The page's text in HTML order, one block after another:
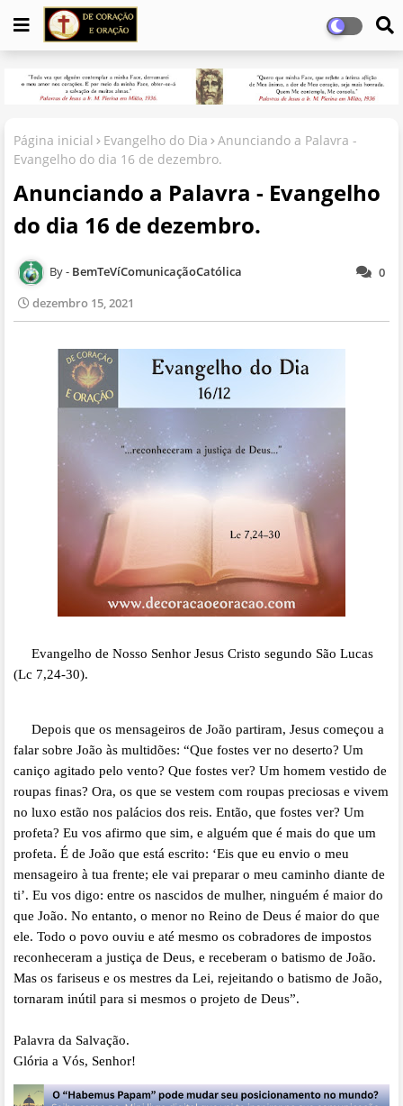
Página inicial Evangelho do Dia
Anunciando a Palavra -
Evangelho do dia 16 de dezembro.
Anunciando a Palavra - Evangelho
do dia 16 de dezembro.
0
BemTeVíComunicaçãoCatólica
dezembro 15, 2021
Evangelho de Nosso Senhor Jesus Cristo segundo São Lucas
(Lc 7,24-30).
Depois que os mensageiros de João partiram, Jesus começou a
falar sobre João às multidões: “Que fostes ver no deserto? Um
caniço agitado pelo vento? Que fostes ver? Um homem vestido de
roupas finas? Ora, os que se vestem com roupas preciosas e vivem
no luxo estão nos palácios dos reis. Então, que fostes ver? Um
profeta? Eu vos afirmo que sim, e alguém que é mais do que um
profeta. É de João que está escrito: ‘Eis que eu envio o meu
mensageiro à tua frente; ele vai preparar o meu caminho diante de
ti’. Eu vos digo: entre os nascidos de mulher, ninguém é maior do
que João. No entanto, o menor no Reino de Deus é maior do que
ele. Todo o povo ouviu e até mesmo os cobradores de impostos
reconheceram a justiça de Deus, e receberam o batismo de João.
Mas os fariseus e os mestres da Lei, rejeitando o batismo de João,
tornaram inútil para si mesmos o projeto de Deus”.
Palavra da Salvação.
Glória a Vós, Senhor!